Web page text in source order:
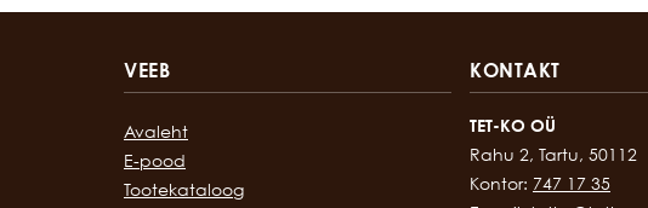
VEEB
Avaleht
E-pood
Tootekataloog
KONTAKT
TET-KO OÜ
Rahu 2, Tartu, 50112
Kontor: 747 17 35